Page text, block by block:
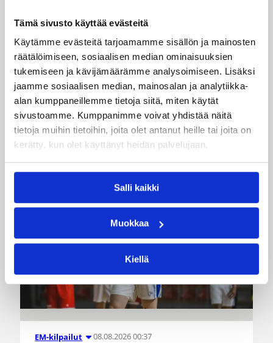
Tämä sivusto käyttää evästeitä
Käytämme evästeitä tarjoamamme sisällön ja mainosten
räätälöimiseen, sosiaalisen median ominaisuuksien
tukemiseen ja kävijämäärämme analysoimiseen. Lisäksi
jaamme sosiaalisen median, mainosalan ja analytiikka-
alan kumppaneillemme tietoja siitä, miten käytät
sivustoamme. Kumppanimme voivat yhdistää näitä
tietoja muihin tietoihin, joita olet antanut heille tai joita on
kerätty, kun olet käyttänyt heidän palvelujaan.
Salli kaikki
Muokkaa
Kiellä
Naisten Korisliiga Pääjuttu Sarjat
Katso myös
EM-kilpailut 08.08.2026 00:37